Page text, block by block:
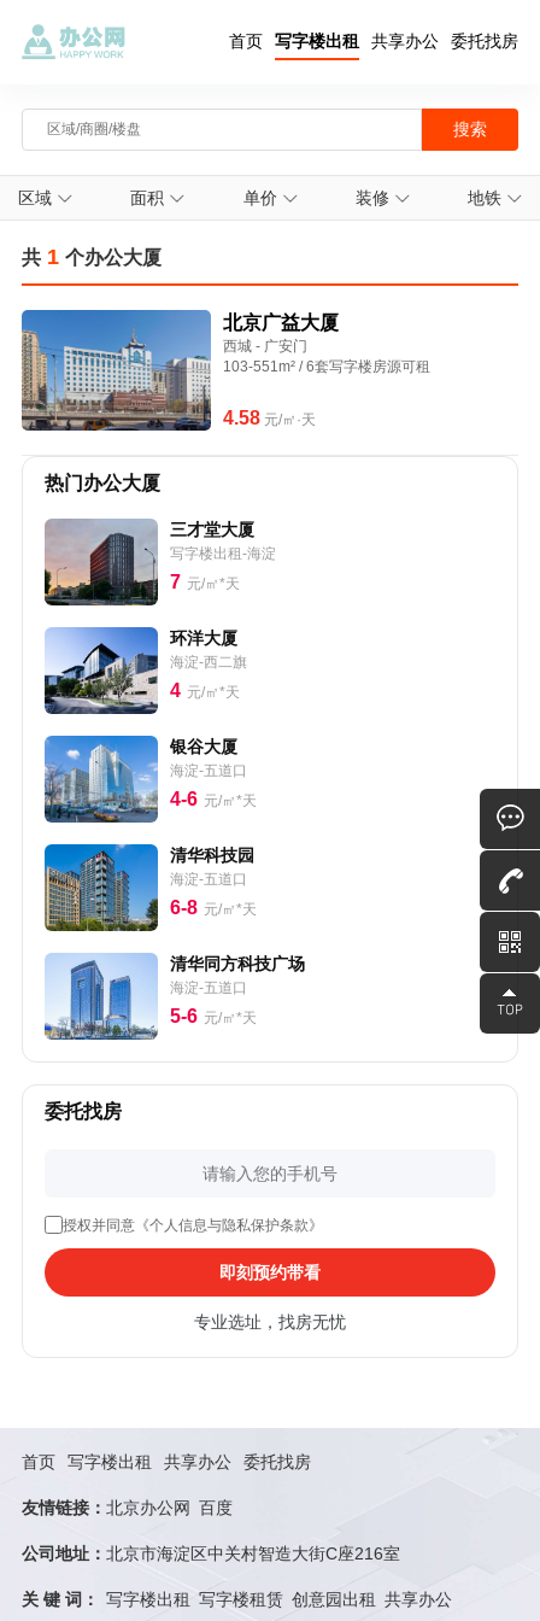
首页 写字楼出租 共享办公 委托找房
区域 面积 单价 装修 地铁
共 1 个办公大厦
北京广益大厦
西城 - 广安门
103-551m² / 6套写字楼房源可租
4.58元/㎡·天
热门办公大厦
三才堂大厦
写字楼出租-海淀
7 元/㎡*天
环洋大厦
海淀-西二旗
4 元/㎡*天
银谷大厦
海淀-五道口
4-6 元/㎡*天
清华科技园
海淀-五道口
6-8 元/㎡*天
清华同方科技广场
海淀-五道口
5-6 元/㎡*天
委托找房
授权并同意《个人信息与隐私保护条款》
即刻预约带看
专业选址，找房无忧
首页 写字楼出租 共享办公 委托找房
友情链接： 北京办公网 百度
公司地址： 北京市海淀区中关村智造大街C座216室
关 键 词： 写字楼出租 写字楼租赁 创意园出租 共享办公